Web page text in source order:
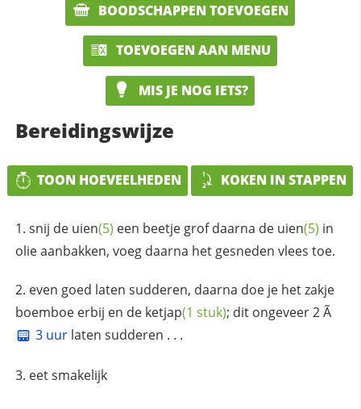
BOODSCHAPPEN TOEVOEGEN
TOEVOEGEN AAN MENU
MIS JE NOG IETS?
Bereidingswijze
TOON HOEVEELHEDEN KOKEN IN STAPPEN
snij de uien(5) een beetje grof daarna de uien(5) in
olie aanbakken, voeg daarna het gesneden vlees toe.
even goed laten sudderen, daarna doe je het zakje
boemboe erbij en de ketjap(1 stuk); dit ongeveer 2 Ã
3 uurlaten sudderen . . .
eet smakelijk